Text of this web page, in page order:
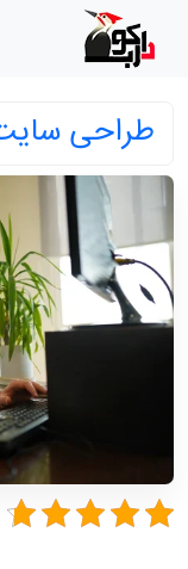
طراحی